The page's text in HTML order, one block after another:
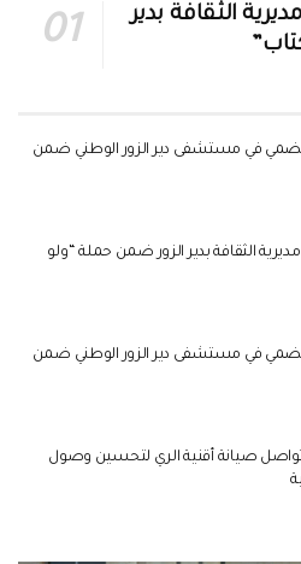
مديرية الثقافة بدير
هضمي في مستشفى دير الزور الوطني ضمن
إلى مديرية الثقافة بدير الزور ضمن حملة “ولو
هضمي في مستشفى دير الزور الوطني ضمن
تواصل صيانة أقنية الري لتحسين وصول